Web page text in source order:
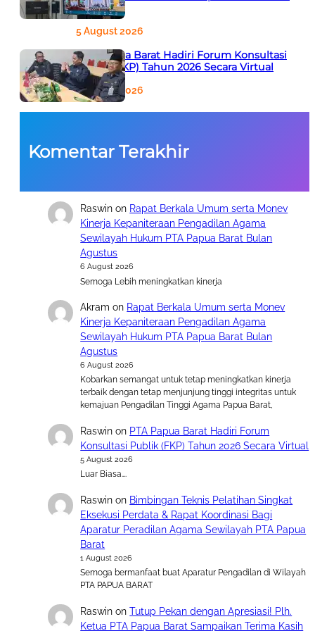
Agustus
5 August 2026
PTA Papua Barat Hadiri Forum Konsultasi
Publik (FKP) Tahun 2026 Secara Virtual
5 August 2026
Komentar Terakhir
Raswin on Rapat Berkala Umum serta Monev
Kinerja Kepaniteraan Pengadilan Agama
Sewilayah Hukum PTA Papua Barat Bulan
Agustus
6 August 2026
Semoga Lebih meningkatkan kinerja
Akram on Rapat Berkala Umum serta Monev
Kinerja Kepaniteraan Pengadilan Agama
Sewilayah Hukum PTA Papua Barat Bulan
Agustus
6 August 2026
Kobarkan semangat untuk tetap meningkatkan kinerja
terbaik dengan tetap menjunjung tinggi integritas untuk
kemajuan Pengadilan Tinggi Agama Papua Barat,
Raswin on PTA Papua Barat Hadiri Forum
Konsultasi Publik (FKP) Tahun 2026 Secara Virtual
5 August 2026
Luar Biasa….
Raswin on Bimbingan Teknis Pelatihan Singkat
Eksekusi Perdata & Rapat Koordinasi Bagi
Aparatur Peradilan Agama Sewilayah PTA Papua
Barat
1 August 2026
Semoga bermanfaat buat Aparatur Pengadilan di Wilayah
PTA PAPUA BARAT
Raswin onTutup Pekan dengan Apresiasi! Plh.
Ketua PTA Papua Barat Sampaikan Terima Kasih